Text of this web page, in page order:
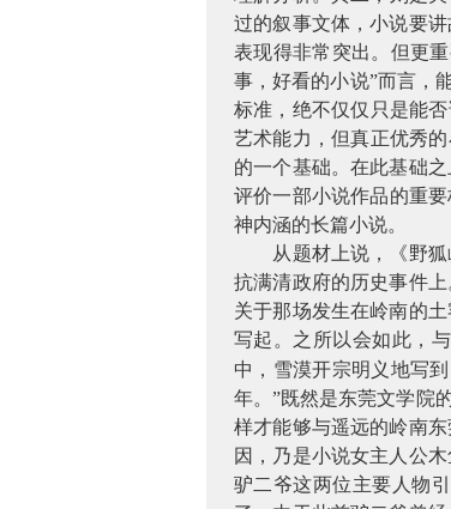
过的叙事文体，小说要
表现得非常突出。但更
事，好看的小说”而言，
标准，绝不仅仅只是能
艺术能力，但真正优秀
的一个基础。在此基础
评价一部小说作品的重
神内涵的长篇小说。
从题材上说，《野
抗满清政府的历史事件
关于那场发生在岭南的
写起。之所以会如此，
中，雪漠开宗明义地写
年。”既然是东莞文学院
样才能够与遥远的岭南
因，乃是小说女主人公
驴二爷这两位主要人物